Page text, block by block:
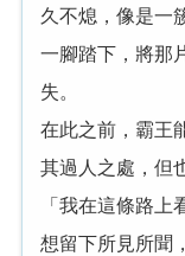
久不熄，像是一
一腳踏下，將那
失。
在此之前，霸王
其過人之處，但
「我在這條路
想留下所見所聞